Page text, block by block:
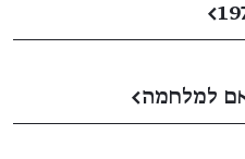
←
למלחמה←